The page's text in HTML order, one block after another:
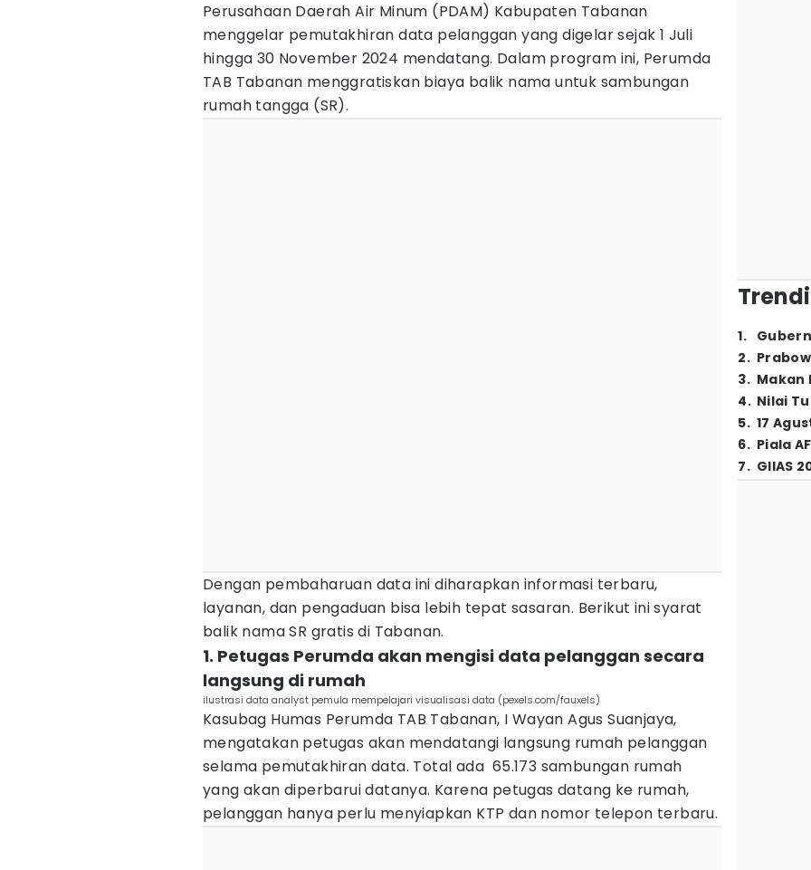
Perusahaan Daerah Air Minum (PDAM) Kabupaten Tabanan
menggelar pemutakhiran data pelanggan yang digelar sejak 1 Juli
hingga 30 November 2024 mendatang. Dalam program ini, Perumda
TAB Tabanan menggratiskan biaya balik nama untuk sambungan
rumah tangga (SR).
Dengan pembaharuan data ini diharapkan informasi terbaru,
layanan, dan pengaduan bisa lebih tepat sasaran. Berikut ini syarat
balik nama SR gratis di Tabanan.
1. Petugas Perumda akan mengisi data pelanggan secara
langsung di rumah
ilustrasi data analyst pemula mempelajari visualisasi data (pexels.com/fauxels)
Kasubag Humas Perumda TAB Tabanan, I Wayan Agus Suanjaya,
mengatakan petugas akan mendatangi langsung rumah pelanggan
selama pemutakhiran data. Total ada 65.173 sambungan rumah
yang akan diperbarui datanya. Karena petugas datang ke rumah,
pelanggan hanya perlu menyiapkan KTP dan nomor telepon terbaru.
1.
2.
3. Makan
4. Nilai
5. 17
6. Piala
7. GIIAS